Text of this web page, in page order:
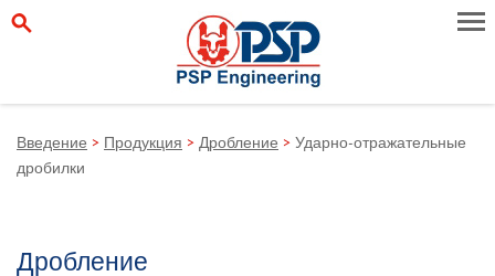
Введение > Продукция > Дробление > Ударно-отражательные
дробилки
Дробление